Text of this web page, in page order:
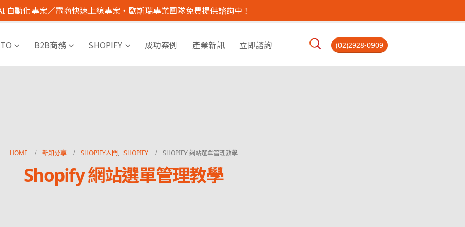
自動化專案／電商快速上線專案，歐斯瑞專業團隊免費提供諮詢中！
B2B商務 SHOPIFY 成功案例 產業新訊 立即諮詢 (02)2928-0909
HOME 新知分享 SHOPIFY入門, SHOPIFY SHOPIFY 網站選單管理教學
Shopify 網站選單管理教學